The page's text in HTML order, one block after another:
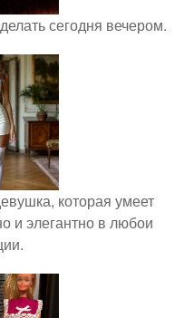
сегодня вечером.
которая умеет
и элегантно в любои